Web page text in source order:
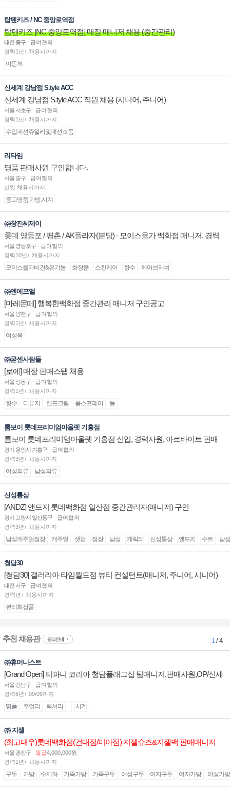
탑텐키즈 / NC 중앙로역점
탑텐키즈 [NC 중앙로역점] 매장 매니저 채용 (중간관리)
대전 중구
급여협의
경력1년↑ 채용시까지
아동복
신세계 강남점 S.tyle ACC
신세계 강남점 S.tyle ACC 직원 채용 (시니어, 주니어)
서울 서초구
급여협의
경력1년↑ 채용시까지
수입패션쥬얼리및패션소품
리타임
명품 판매사원 구인합니다.
서울 중구
급여협의
신입 채용시까지
중고명품 가방.시계
㈜창진씨제이
롯데 영등포 / 평촌 / AK플라자(분당) - 모이스올가 백화점 매니저, 경력
및 신입 판매직 채용
서울 영등포구
급여협의
경력10년↑ 채용시까지
모이스올가비건&유기농 화장품 스킨케어 향수 헤어브러쉬
㈜엔에프엘
[마레몬떼] 행복한백화점 중간관리 매니저 구인공고
서울 양천구
급여협의
경력1년↑ 채용시까지
여성복
㈜굳센사람들
[로에] 매장 판매스탭 채용
서울 성동구
급여협의
경력1년↑ 채용시까지
향수 디퓨저 핸드크림 룸스프레이 등
톰보이 롯데프리미엄아울렛 기흥점
톰보이 롯데프리미엄아울렛 기흥점 신입, 경력사원, 아르바이트 판매
직 구인합니다.
경기 용인시 기흥구
급여협의
경력3년↑ 채용시까지
여성의류 남성의류
신성통상
[ANDZ] 앤드지 롯데백화점 일산점 중간관리자(매니저) 구인
경기 고양시 일산동구
급여협의
경력3년↑ 채용시까지
남성캐주얼정장 캐주얼 셋업 정장 남성 캐릭터 신성통상 앤드지 수트 남
청담30
[청담30] 갤러리아 타임월드점 뷰티 컨설턴트(매니저, 주니어, 시니어)
채용
대전 서구
급여협의
경력년↑ 채용시까지
뷰티화장품
추천 채용관 광고안내 1/ 4
㈜휴머니스트
[Grand Open] 티파니 코리아 청담플래그십 팀매니저,판매사원,OP/신세
계대전 판매사원 채용
서울 강남구
급여협의
경력8년↑ 09/09까지
명품 주얼리 럭셔리 시계
㈜ 지젤
(최고대우)롯데백화점(건대점/미아점) 지젤슈즈&지젤백 판매매니저
(직원) 구인합니다
서울 광진구 월급4,000,000원
경력1년↑ 채용시까지
구두 가방 수제화 가죽가방 가죽구두 여성구두 여자구두 여자가방 여성가방